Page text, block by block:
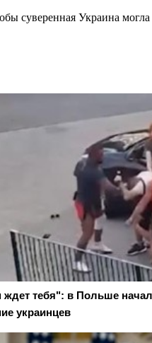
суверенная Украина могла
ждет тебя": в Польше
украинцев